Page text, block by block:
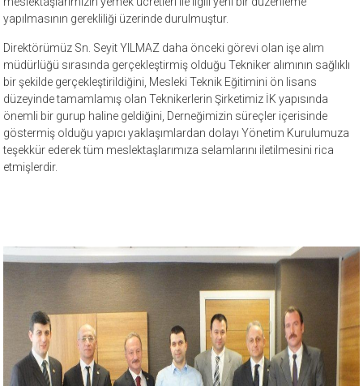
yapılmasının gerekliliği üzerinde durulmuştur.
Direktörümüz Sn. Seyit YILMAZ daha önceki görevi olan işe alım
müdürlüğü sırasında gerçekleştirmiş olduğu Tekniker alımının sağlıklı
bir şekilde gerçekleştirildiğini, Mesleki Teknik Eğitimini ön lisans
düzeyinde tamamlamış olan Teknikerlerin Şirketimiz İK yapısında
önemli bir gurup haline geldiğini, Derneğimizin süreçler içerisinde
göstermiş olduğu yapıcı yaklaşımlardan dolayı Yönetim Kurulumuza
teşekkür ederek tüm meslektaşlarımıza selamlarını iletilmesini rica
etmişlerdir.